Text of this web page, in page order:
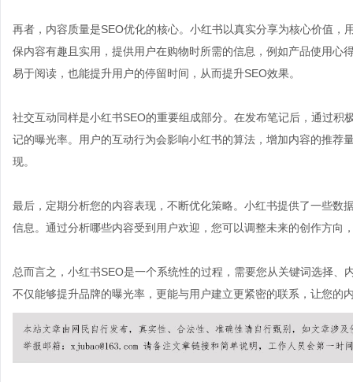
再者，内容质量是SEO优化的核心。小红书以真实分享为核心价值
保内容有趣且实用，提供用户在购物时所需的信息，例如产品使用心
易于阅读，也能提升用户的停留时间，从而提升SEO效果。
社交互动同样是小红书SEO的重要组成部分。在发布笔记后，通过
记的曝光率。用户的互动行为会影响小红书的算法，增加内容的推荐
现。
最后，定期分析您的内容表现，不断优化策略。小红书提供了一些数
信息。通过分析哪些内容受到用户欢迎，您可以调整未来的创作方向
总而言之，小红书SEO是一个系统性的过程，需要您从关键词选择
不仅能够提升品牌的曝光率，更能与用户建立更紧密的联系，让您的